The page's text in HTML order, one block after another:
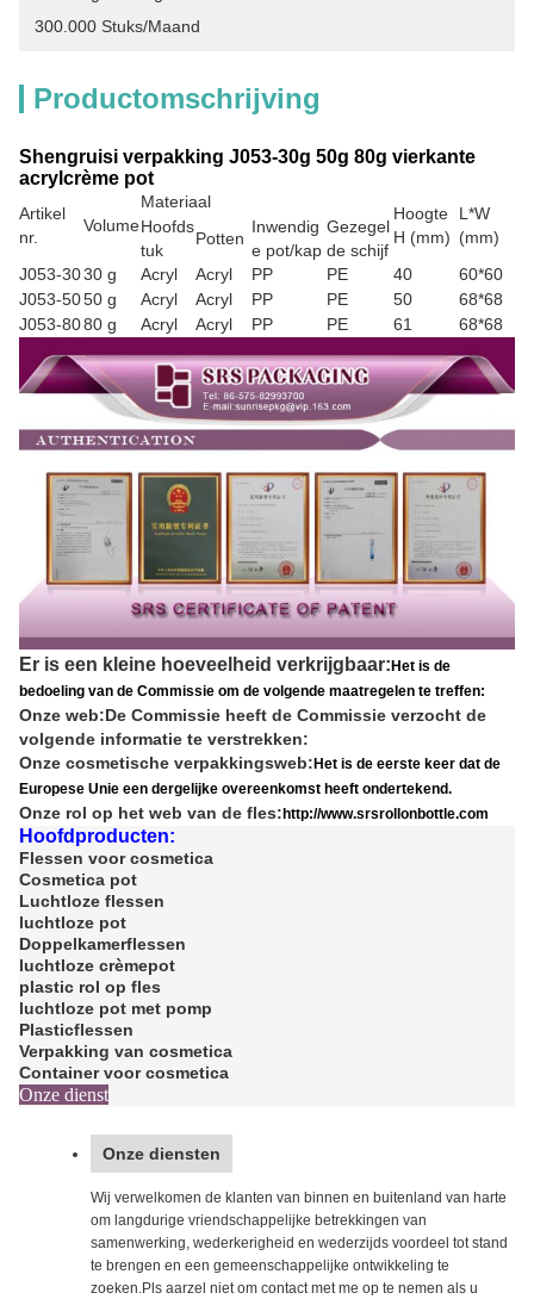
300.000 Stuks/maand
Productomschrijving
Shengruisi verpakking J053-30g 50g 80g vierkante
acrylcrème pot
Artikel
nr.
Volume
Materiaal
Hoogte
H (mm)
L*W
(mm)
Hoofds
tuk
Potten
Inwendig
e pot/kap
Gezegel
de schijf
J053-3030 g Acryl Acryl PP PE 40
60*60
J053-5050 g Acryl Acryl PP PE 50
68*68
J053-8080 g Acryl Acryl PP PE 61 68*68
Er is een kleine hoeveelheid verkrijgbaar: Het is de
bedoeling van de Commissie om de volgende maatregelen te treffen:
Onze web:De Commissie heeft de Commissie verzocht de
volgende informatie te verstrekken:
Onze cosmetische verpakkingsweb: Het is de eerste keer dat de
Europese Unie een dergelijke overeenkomst heeft ondertekend.
Onze rol op het web van de fles: http://www.srsrollonbottle.com
Hoofdproducten:
Flessen voor cosmetica
Cosmetica pot
Luchtloze flessen
luchtloze pot
Doppelkamerflessen
luchtloze crèmepot
plastic rol op fles
luchtloze pot met pomp
Plasticflessen
Verpakking van cosmetica
Container voor cosmetica
Onze dienst
Onze diensten
Wij verwelkomen de klanten van binnen en buitenland van harte
om langdurige vriendschappelijke betrekkingen van
samenwerking, wederkerigheid en wederzijds voordeel tot stand
te brengen en een gemeenschappelijke ontwikkeling te
zoeken.Pls aarzel niet om contact met me op te nemen als u